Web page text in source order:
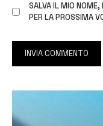
SALVA IL MIO
PER LA PROSSIMA